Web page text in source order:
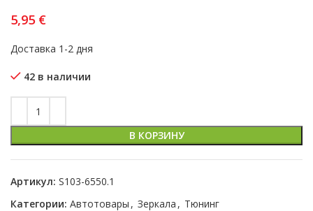
5,95 €
Доставка 1-2 дня
42 в наличии
В КОРЗИНУ
Артикул: S103-6550.1
Категории: Автотовары , Зеркала , Тюнинг